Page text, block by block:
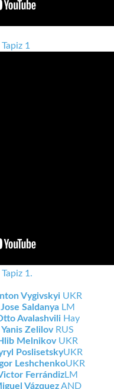
1
1.
Vygivskyi UKR
Jose SaldanyaLM
AvalashviliHay
Yanis ZelilovRUS
MelnikovUKR
PoslisetskyUKR
LeshchenkoUKR
FerrándizLM
VázquezAND